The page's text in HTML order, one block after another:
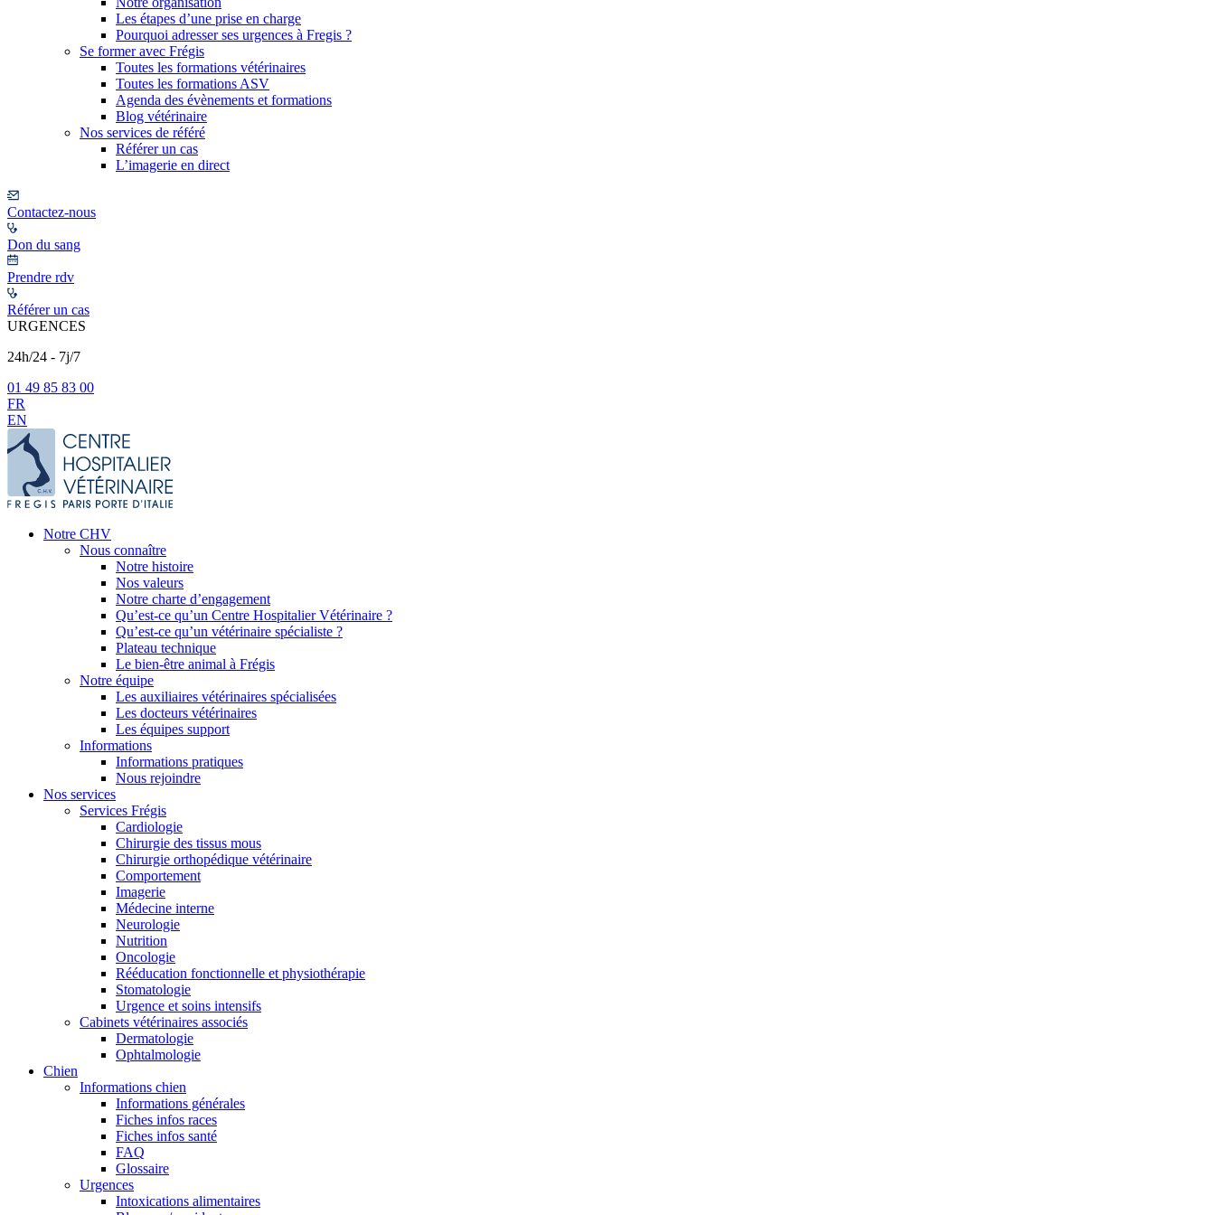
Les étapes d’une prise en charge
Pourquoi adresser ses urgences à Fregis ?
Se former avec Frégis
Toutes les formations vétérinaires
Toutes les formations ASV
Agenda des évènements et formations
Blog vétérinaire
Nos services de référé
Référer un cas
L’imagerie en direct
Contactez-nous
Don du sang
Prendre rdv
Référer un cas
URGENCES
24h/24 - 7j/7
01 49 85 83 00
FR
EN
Notre CHV
Nous connaître
Notre histoire
Nos valeurs
Notre charte d’engagement
Qu’est-ce qu’un Centre Hospitalier Vétérinaire ?
Qu’est-ce qu’un vétérinaire spécialiste ?
Plateau technique
Le bien-être animal à Frégis
Notre équipe
Les auxiliaires vétérinaires spécialisées
Les docteurs vétérinaires
Les équipes support
Informations
Informations pratiques
Nous rejoindre
Nos services
Services Frégis
Cardiologie
Chirurgie des tissus mous
Chirurgie orthopédique vétérinaire
Comportement
Imagerie
Médecine interne
Neurologie
Nutrition
Oncologie
Rééducation fonctionnelle et physiothérapie
Stomatologie
Urgence et soins intensifs
Cabinets vétérinaires associés
Dermatologie
Ophtalmologie
Chien
Informations chien
Informations générales
Fiches infos races
Fiches infos santé
FAQ
Glossaire
Urgences
Intoxications alimentaires